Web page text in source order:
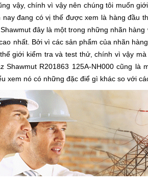
vậy, chính vì vậy nên chúng tôi muốn
đang có vị thế được xem là hàng đầu
đây là một trong những nhãn
nhất. Bởi vì các sản phẩm của nhãn
giới kiểm tra và test thử, chính vì vậy
Shawmut R201863 125A-NH000 cũng là
xem nó có những đặc điể gì khác so với